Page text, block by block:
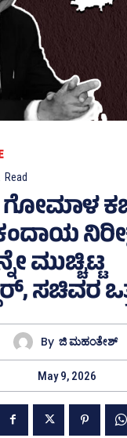
Read
ಗೋಮಾಳ
ಮುಚ್ಚಿಟ್ಟ
ಸಚಿವರ
By ಜಿ ಮಹಂತೇಶ್
May 9, 2026